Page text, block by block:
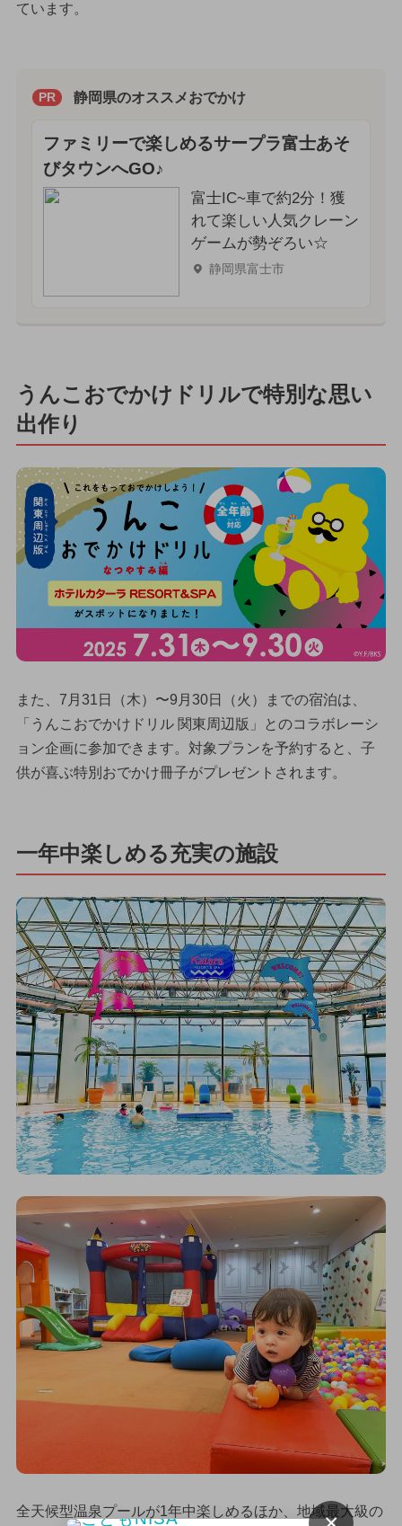
ています。
PR 静岡県のオススメおでかけ
ファミリーで楽しめるサープラ富士あそ
びタウンへGO♪
富士IC~車で約2分！獲
れて楽しい人気クレーン
ゲームが勢ぞろい☆
静岡県富士市
うんこおでかけドリルで特別な思い
出作り
また、7月31日（木）〜9月30日（火）までの宿泊は、
「うんこおでかけドリル 関東周辺版」とのコラボレーシ
ョン企画に参加できます。対象プランを予約すると、子
供が喜ぶ特別おでかけ冊子がプレゼントされます。
一年中楽しめる充実の施設
全天候型温泉プールが1年中楽しめるほか、地域最大級の